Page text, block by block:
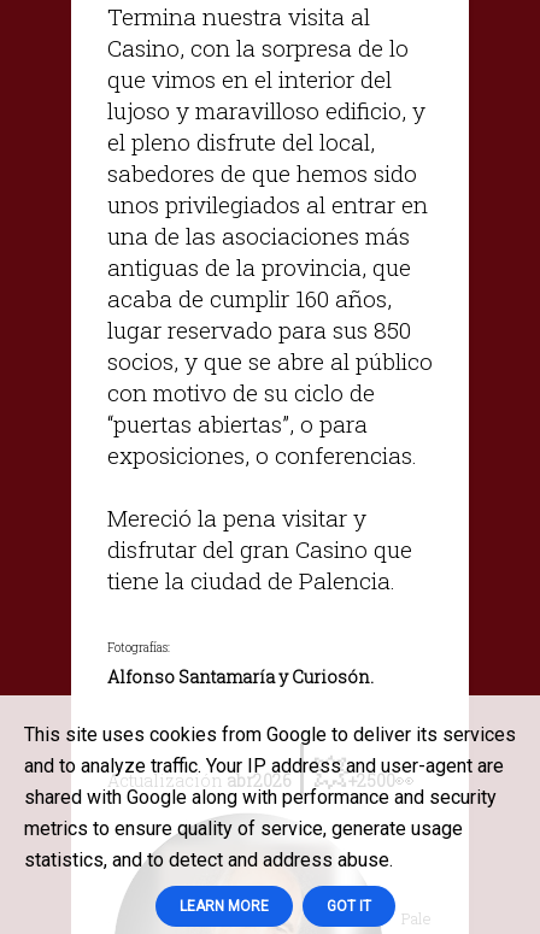
Termina nuestra visita al
Casino, con la sorpresa de lo
que vimos en el interior del
lujoso y maravilloso edificio, y
el pleno disfrute del local,
sabedores de que hemos sido
unos privilegiados al entrar en
una de las asociaciones más
antiguas de la provincia, que
acaba de cumplir 160 años,
lugar reservado para sus 850
socios, y que se abre al público
con motivo de su ciclo de
“puertas abiertas”, o para
exposiciones, o conferencias.
Mereció la pena visitar y
disfrutar del gran Casino que
tiene la ciudad de Palencia.
Fotografías:
Alfonso Santamaría y Curiosón.
Actualizaciónabr2026|💥+2500👀
Pale
This site uses cookies from Google to deliver its services
and to analyze traffic. Your IP address and user-agent are
shared with Google along with performance and security
metrics to ensure quality of service, generate usage
statistics, and to detect and address abuse.
LEARN MORE GOT IT